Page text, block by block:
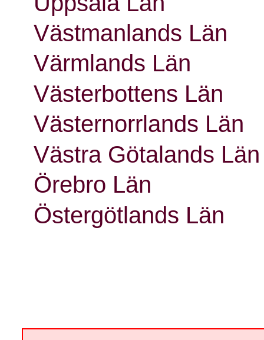
Västmanlands Län
Värmlands Län
Västerbottens Län
Västernorrlands Län
Västra Götalands Län
Örebro Län
Östergötlands Län